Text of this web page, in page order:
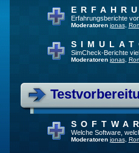
Erfahrungsberichte
Moderatoren jonas,
SimCheck-Berichte
Moderatoren jonas,
Welche Software,
Moderatoren jonas,